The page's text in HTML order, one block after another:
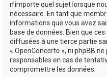
n’importe quel sujet lorsque
nécessaire. En tant que
informations que vous avez
base de données. Bien que
diffusées à une tierce partie
« OpenConcerto », ni phpBB
responsables en cas de
compromettre les données.